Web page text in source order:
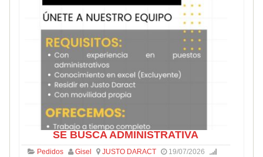
SE BUSCA ADMINISTRATIVA
Pedidos Gisel JUSTO DARACT
19/07/2026